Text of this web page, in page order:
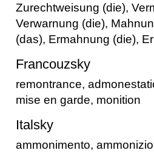
Zurechtweisung (die),
Verwarnung (die),
(das), Ermahnung (die),
Francouzsky
remontrance,
mise en garde, monition
Italsky
ammonimento,